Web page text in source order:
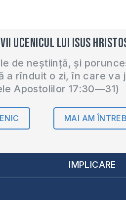
ucenicul lui Isus
de neștiință, și
a rînduit o zi, în care va
Apostolilor 17:30—31)
MAI AM
IMPLICARE